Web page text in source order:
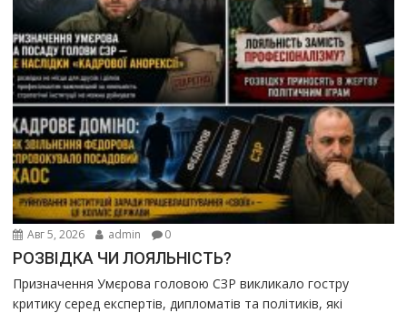
Авг 5, 2026 admin 0
РОЗВІДКА ЧИ ЛОЯЛЬНІСТЬ?
Призначення Умєрова головою СЗР викликало гостру
критику серед експертів, дипломатів та політиків, які